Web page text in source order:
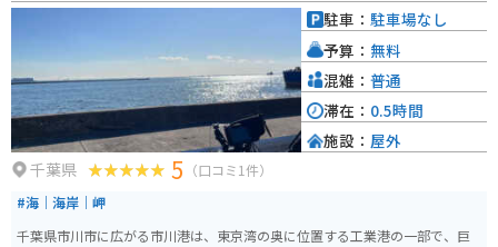
千葉県 5 （口コミ1件）
#海｜海岸｜岬
千葉県市川市に広がる市川港は、東京湾の奥に位置する工業港の一部で、巨
駐車： 駐車場なし
予算： 無料
混雑： 普通
滞在： 0.5時間
施設： 屋外